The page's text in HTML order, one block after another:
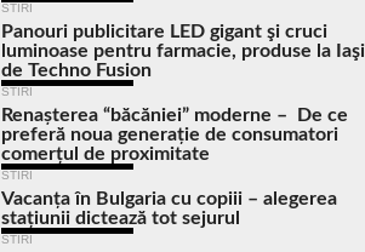
STIRI
Panouri publicitare LED gigant şi cruci
luminoase pentru farmacie, produse la Iaşi
de Techno Fusion
STIRI
Renașterea “băcăniei” moderne – De ce
preferă noua generație de consumatori
comerțul de proximitate
STIRI
Vacanța în Bulgaria cu copiii – alegerea
stațiunii dictează tot sejurul
STIRI